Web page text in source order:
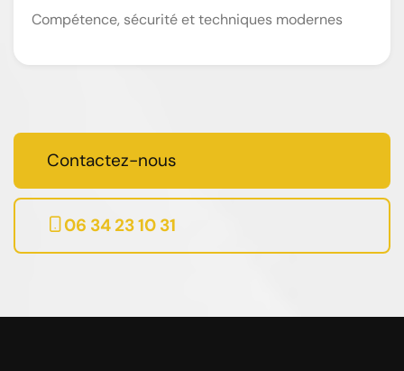
Compétence, sécurité et techniques modernes
Contactez-nous
06 34 23 10 31